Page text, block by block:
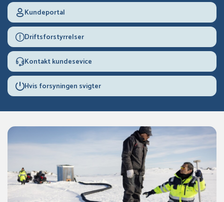
Kundeportal
Driftsforstyrrelser
Kontakt kundesevice
Hvis forsyningen svigter